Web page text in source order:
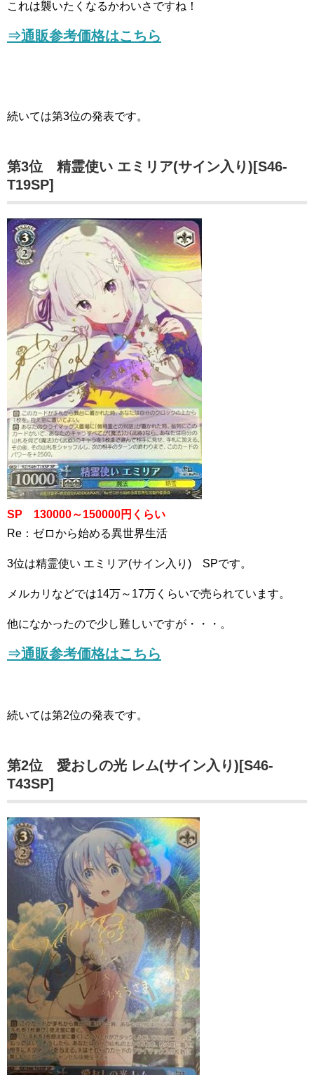
これは襲いたくなるかわいさですね！
⇒通販参考価格はこちら
続いては第3位の発表です。
第3位 精霊使い エミリア(サイン入り)[S46-
T19SP]
SP 130000～150000円くらい
Re：ゼロから始める異世界生活
3位は精霊使い エミリア(サイン入り) SPです。
メルカリなどでは14万～17万くらいで売られています。
他になかったので少し難しいですが・・・。
⇒通販参考価格はこちら
続いては第2位の発表です。
第2位 愛おしの光 レム(サイン入り)[S46-
T43SP]